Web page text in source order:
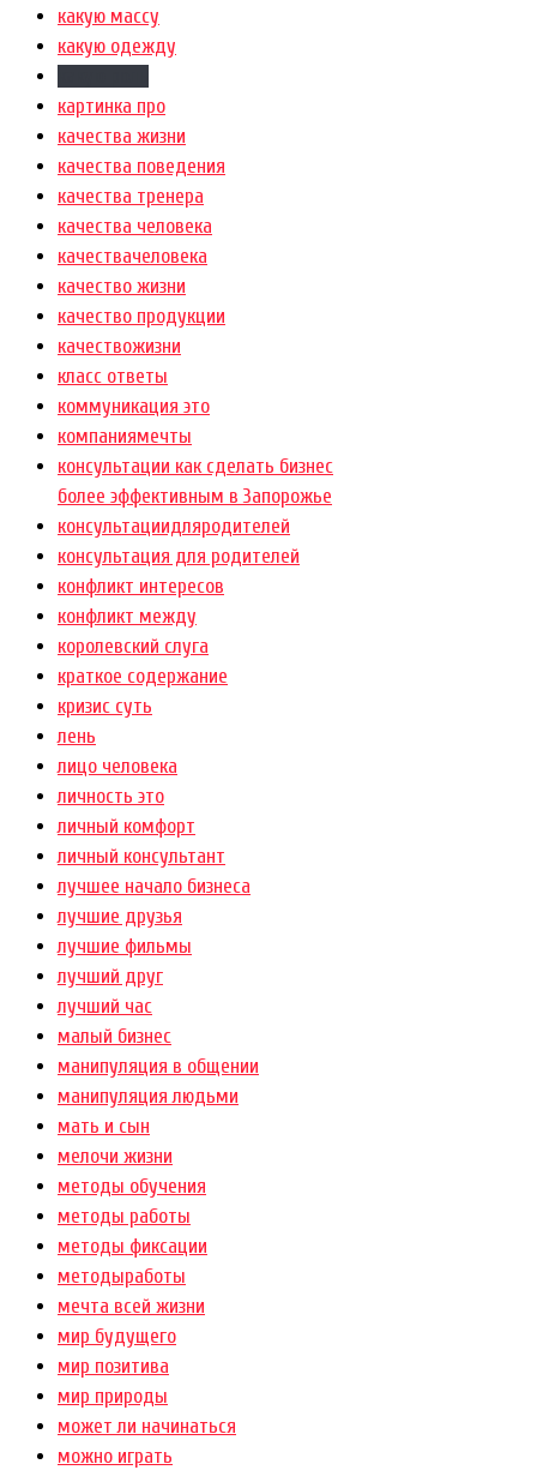
какую массу
какую одежду
картинка про
качества жизни
качества поведения
качества тренера
качества человека
качествачеловека
качество жизни
качество продукции
качествожизни
класс ответы
коммуникация это
компаниямечты
консультации как сделать бизнес
более эффективным в Запорожье
консультациидляродителей
консультация для родителей
конфликт интересов
конфликт между
королевский слуга
краткое содержание
кризис суть
лень
лицо человека
личность это
личный комфорт
личный консультант
лучшее начало бизнеса
лучшие друзья
лучшие фильмы
лучший друг
лучший час
малый бизнес
манипуляция в общении
манипуляция людьми
мать и сын
мелочи жизни
методы обучения
методы работы
методы фиксации
методыработы
мечта всей жизни
мир будущего
мир позитива
мир природы
может ли начинаться
можно играть